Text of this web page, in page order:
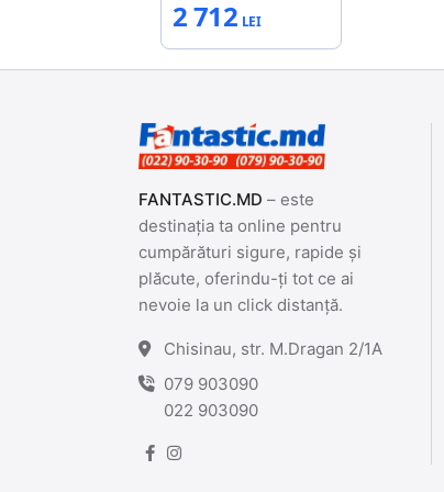
2 712
FANTASTIC.MD – este
destinația ta online pentru
cumpărături sigure, rapide și
plăcute, oferindu-ți tot ce ai
nevoie la un click distanță.
Chisinau, str. M.Dragan 2/1A
079 903090
022 903090